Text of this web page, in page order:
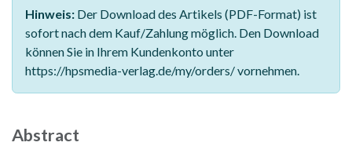
Hinweis: Der Download des Artikels (PDF-Format) ist
sofort nach dem Kauf/Zahlung möglich. Den Download
können Sie in Ihrem Kundenkonto unter
https://hpsmedia-verlag.de/my/orders/ vornehmen.
Abstract